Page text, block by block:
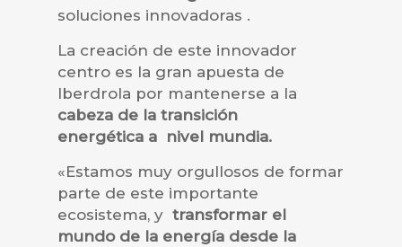
soluciones innovadoras .
La creación de este innovador
centro es la gran apuesta de
Iberdrola por mantenerse a la
cabeza de la transición
energética a nivel mundia.
«Estamos muy orgullosos de formar
parte de este importante
ecosistema, y transformar el
mundo de la energía desde la